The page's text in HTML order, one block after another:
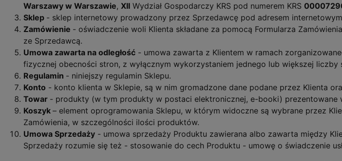
Warszawy w Warszawie, XII Wydział Gospodarczy KRS pod numerem KRS
Sklep - sklep internetowy prowadzony przez Sprzedawcę pod adresem
Zamówienie - oświadczenie woli Klienta składane za pomocą Formularza
ze Sprzedawcą.
Umowa zawarta na odległość - umowa zawarta z Klientem w ramach
fizycznej obecności stron, z wyłącznym wykorzystaniem jednego lub większej
Regulamin - niniejszy regulamin Sklepu.
Konto - konto klienta w Sklepie, są w nim gromadzone dane podane przez Klienta
Towar - produkty (w tym produkty w postaci elektronicznej, e-booki) prezentowane
Koszyk – element oprogramowania Sklepu, w którym widoczne są wybrane przez
Zamówienia, w szczególności ilości produktów.
Umowa Sprzedaży - umowa sprzedaży Produktu zawierana albo zawarta między
Sprzedaży rozumie się też - stosowanie do cech Produktu - umowę o świadczenie